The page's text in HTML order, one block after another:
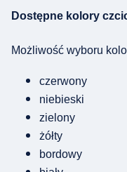
Dostępne kolory
Możliwość wyboru
czerwony
niebieski
zielony
żółty
bordowy